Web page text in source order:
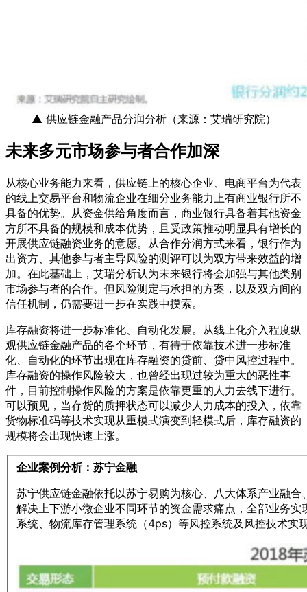
▲ 供应链金融产品分润分析（来源：艾瑞研究院）
未来多元市场参与者合作加深
从核心业务能力来看，供应链上的核心企业、电商平台为代表
的线上交易平台和物流企业在细分业务能力上有商业银行所不
具备的优势。从资金供给角度而言，商业银行具备着其他资金
方所不具备的规模和成本优势，且受政策推动明显具有增长的
开展供应链融资业务的意愿。从合作分润方式来看，银行作为
出资方、其他参与者主导风险的测评可以为双方带来效益的增
加。在此基础上，艾瑞分析认为未来银行将会加强与其他类别
市场参与者的合作。但风险测定与承担的方案，以及双方间的
信任机制，仍需要进一步在实践中摸索。
库存融资将进一步标准化、自动化发展。从线上化介入程度纵
观供应链金融产品的各个环节，有待于依靠技术进一步标准
化、自动化的环节出现在库存融资的贷前、贷中风控过程中。
库存融资的操作风险较大，也曾经出现过较为重大的恶性事
件，目前控制操作风险的方案是依靠更重的人力去线下进行。
可以预见，当存货的质押状态可以减少人力成本的投入，依靠
货物标准码等技术实现从重模式演变到轻模式后，库存融资的
规模将会出现快速上涨。
企业案例分析：苏宁金融
苏宁供应链金融依托以苏宁易购为核心、八大体系产业融
解决上下游小微企业不同环节的资金需求痛点，全部业务
系统、物流库存管理系统（4ps）等风控系统及风控技术实